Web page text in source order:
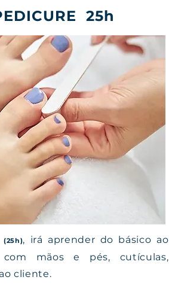
25h
(25h), irá aprender do básico ao
com mãos e pés, cutículas,
cliente.